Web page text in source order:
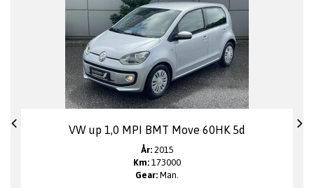
VW up 1,0 MPI BMT Move 60HK 5d
År:2015
Km: 173000
Gear: Man.